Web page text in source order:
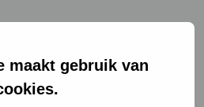
maakt gebruik van